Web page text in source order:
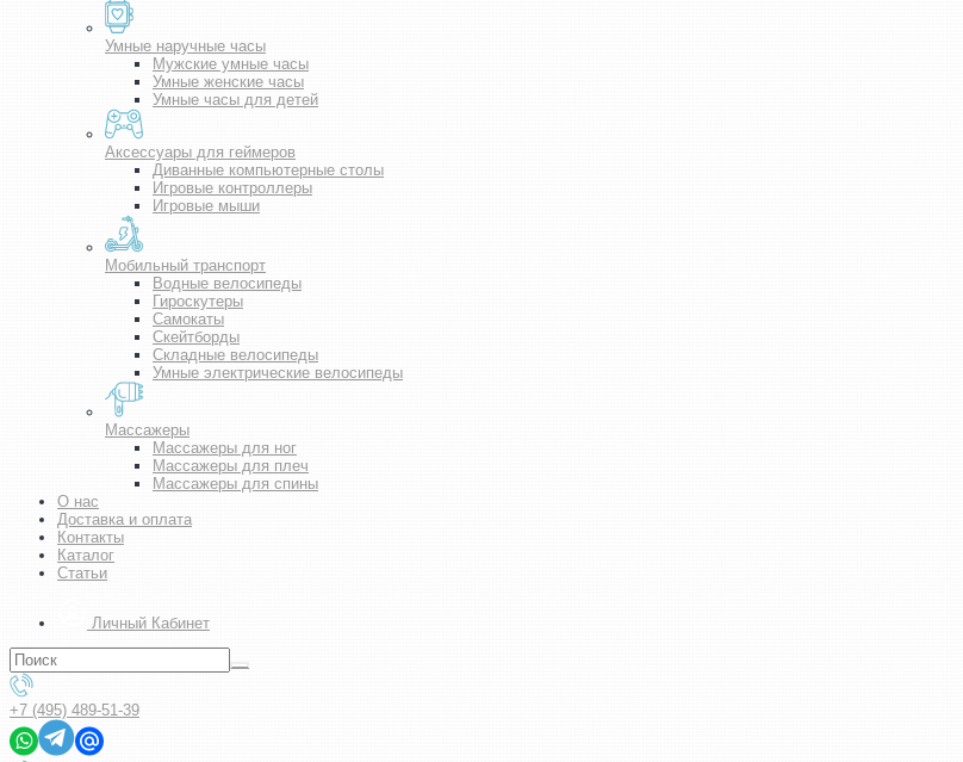
Умные наручные часы
Мужские умные часы
Умные женские часы
Умные часы для детей
Аксессуары для геймеров
Диванные компьютерные столы
Игровые контроллеры
Игровые мыши
Мобильный транспорт
Водные велосипеды
Гироскутеры
Самокаты
Скейтборды
Складные велосипеды
Умные электрические велосипеды
Массажеры
Массажеры для ног
Массажеры для плеч
Массажеры для спины
О нас
Доставка и оплата
Контакты
Каталог
Статьи
Личный Кабинет
+7 (495) 489-51-39